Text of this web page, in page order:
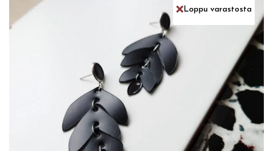
Loppu varastosta